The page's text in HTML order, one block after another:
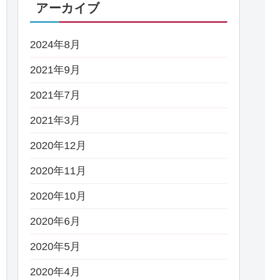
アーカイブ
2024年8月
2021年9月
2021年7月
2021年3月
2020年12月
2020年11月
2020年10月
2020年6月
2020年5月
2020年4月